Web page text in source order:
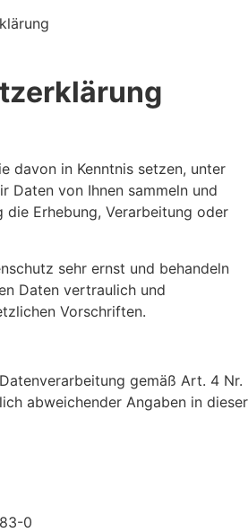
davon in Kenntnis setzen, unter
Daten von Ihnen sammeln und
Erhebung, Verarbeitung oder
sehr ernst und behandeln
Daten vertraulich und
Vorschriften.
gemäß Art. 4 Nr.
abweichender Angaben in dieser
0